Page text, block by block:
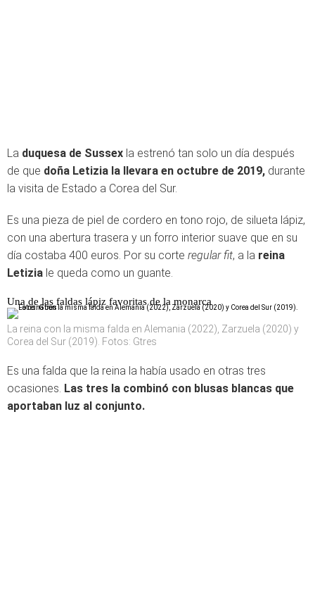
La duquesa de Sussex la estrenó tan solo un día después
de que doña Letizia la llevara en octubre de 2019, durante
la visita de Estado a Corea del Sur.
Es una pieza de piel de cordero en tono rojo, de silueta lápiz,
con una abertura trasera y un forro interior suave que en su
día costaba 400 euros. Por su corte regular fit, a la reina
Letizia le queda como un guante.
Una de las faldas lápiz favoritas de la monarca
La reina con la misma falda en Alemania (2022), Zarzuela (2020) y
Corea del Sur (2019). Fotos: Gtres
Es una falda que la reina la había usado en otras tres
ocasiones. Las tres la combinó con blusas blancas que
aportaban luz al conjunto.